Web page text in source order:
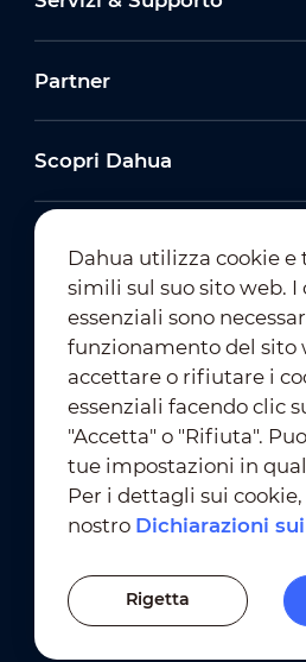
Partner
Scopri Dahua
Iscrizione alla
Condizioni D'Uso ｜
Impostazioni dei Cookie
Dahua utilizza cookie e
simili sul suo sito web. I
essenziali sono
funzionamento del sito
accettare o rifiutare i
essenziali facendo clic
"Accetta" o "Rifiuta".
tue impostazioni in
Per i dettagli sui
nostro Dichiarazioni
Rigetta